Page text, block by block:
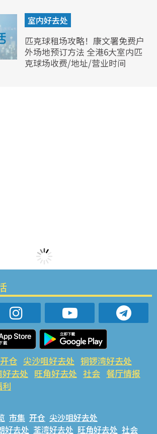
室内好去处
匹克球租场攻略！康文署免费户
外场地预订方法 全港6大室内匹
克球场收费/地址/营业时间
开仓 尖沙咀好去处 铜锣湾好去处
好去处 旺角好去处 社会 餐厅情报
市集 开仓 尖沙咀好去处
好去处 荃湾好去处 旺角好去处 社会